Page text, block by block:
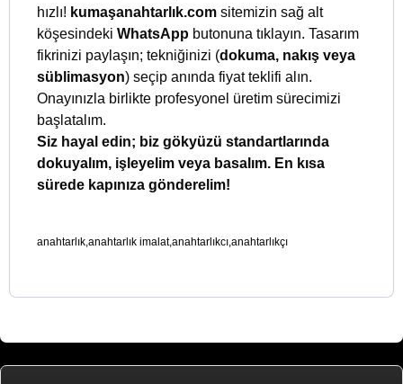
hızlı! kumaşanahtarlık.com sitemizin sağ alt
köşesindeki WhatsApp butonuna tıklayın. Tasarım
fikrinizi paylaşın; tekniğinizi (dokuma, nakış veya
süblimasyon) seçip anında fiyat teklifi alın.
Onayınızla birlikte profesyonel üretim sürecimizi
başlatalım.
Siz hayal edin; biz gökyüzü standartlarında
dokuyalım, işleyelim veya basalım. En kısa
sürede kapınıza gönderelim!
anahtarlık,anahtarlık imalat,anahtarlıkcı,anahtarlıkçı